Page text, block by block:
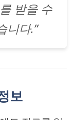
받을 수
니다.”
보